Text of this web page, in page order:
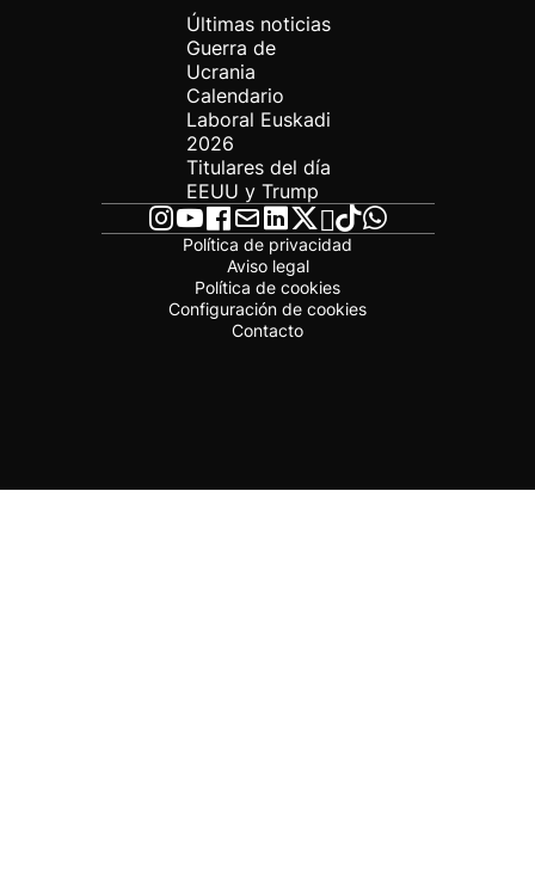
Últimas noticias
Guerra de
Ucrania
Calendario
Laboral Euskadi
2026
Titulares del día
EEUU y Trump
Política de privacidad
Aviso legal
Política de cookies
Configuración de cookies
Contacto